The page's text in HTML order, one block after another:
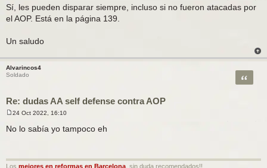
e
n
s
e
Sí, les pueden disparar siempre, incluso si no fueron atacadas por
el AOP. Está en la página 139.
Un saludo
Alvarincos4
Soldado
Re: dudas AA self defense contra AOP
Citar
n
e
24 Oct 2022, 16:10
No lo sabía yo tampoco eh
Los mejores en reformas en Barcelona, sin duda recomendados!!